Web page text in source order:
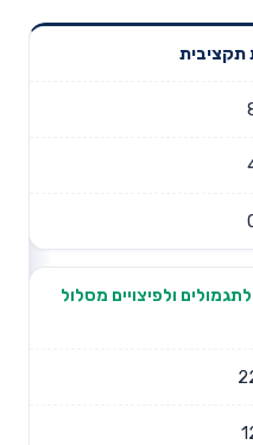
תשואה
ולפיצויים מסלול